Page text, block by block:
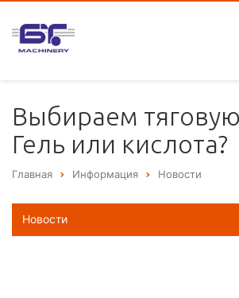
Выбираем
Гель или кислота?
Главная Информация Новости
Новости